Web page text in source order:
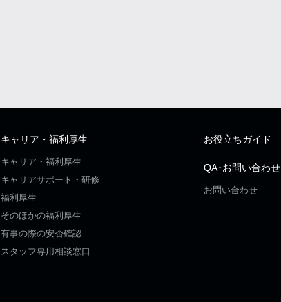
キャリア・福利厚生
キャリア・福利厚生
キャリアサポート・研修
福利厚生
そのほかの福利厚生
有事の際の安否確認
スタッフ専用相談窓口
お役立ちガイド
QA･お問い合わせ
お問い合わせ